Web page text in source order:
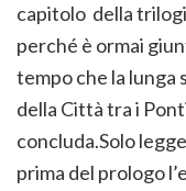
capitolo della
perché è ormai
tempo che la lunga
della Città tra i
concluda.Solo
prima del prologo